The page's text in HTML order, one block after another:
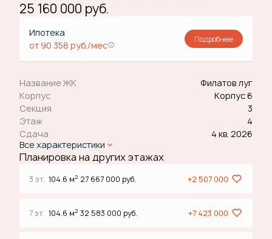
25 160 000 руб.
Ипотека
от 90 358 руб./мес
Подробнее
Название ЖК
Филатов луг
Корпус
Корпус 6
Секция
3
Этаж
4
Сдача
4 кв. 2026
Все характеристики
Планировка на других этажах
3 эт. 104.6 м2 27 667 000 руб. +2 507 000
7 эт. 104.6 м2 32 583 000 руб. +7 423 000